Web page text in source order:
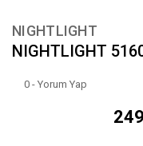
NIGHTLIGHT
NIGHTLIGHT
0 - Yorum Yap